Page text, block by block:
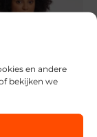
en andere
bekijken we